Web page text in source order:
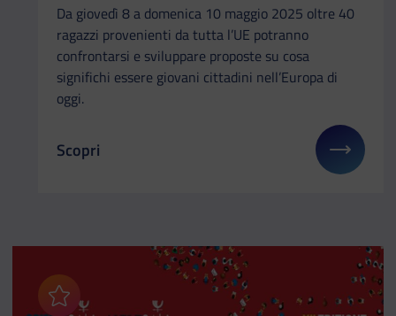
Da giovedì 8 a domenica 10 maggio 2025 oltre 40
ragazzi provenienti da tutta l’UE potranno
confrontarsi e sviluppare proposte su cosa
significhi essere giovani cittadini nell’Europa di
oggi.
Il link ti porterà ad avere maggiori dettagli su: 9°
Scopri
Aggiungi ai preferiti